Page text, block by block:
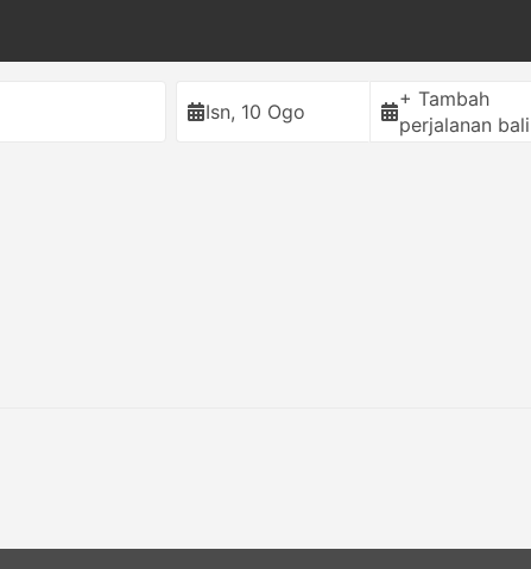
Isn, 10 Ogo
+ Tambah
perjalanan bali